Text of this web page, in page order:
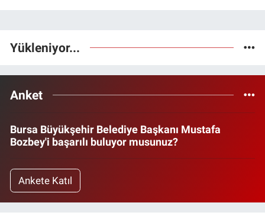
Yükleniyor...
Anket
Bursa Büyükşehir Belediye Başkanı Mustafa
Bozbey'i başarılı buluyor musunuz?
Ankete Katıl